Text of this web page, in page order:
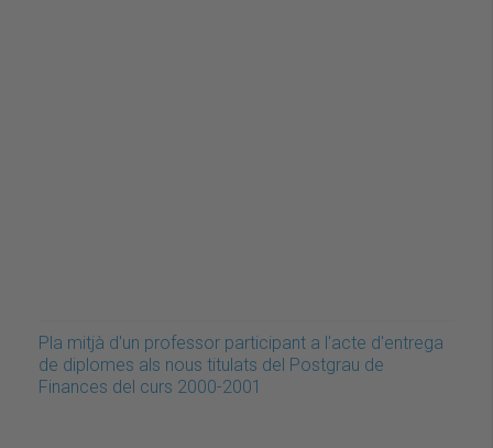
Pla mitjà d'un professor participant a l'acte d'entrega
de diplomes als nous titulats del Postgrau de
Finances del curs 2000-2001